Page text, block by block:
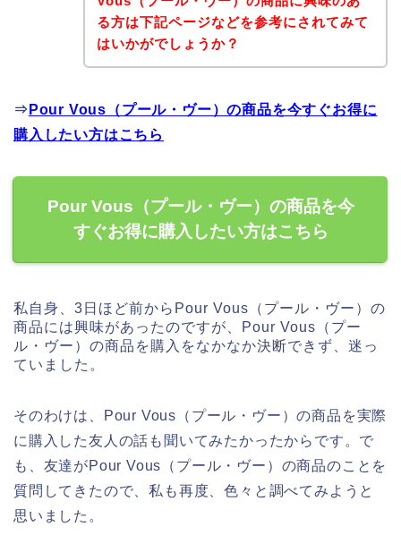
る方は下記ページなどを参考にされてみて
はいかがでしょうか？
⇒ Pour Vous（プール・ヴー）の商品を今すぐお得に
購入したい方はこちら
Pour Vous（プール・ヴー）の商品を今
すぐお得に購入したい方はこちら
私自身、3日ほど前からPour Vous（プール・ヴー）の
商品には興味があったのですが、Pour Vous（プー
ル・ヴー）の商品を購入をなかなか決断できず、迷っ
ていました。
そのわけは、Pour Vous（プール・ヴー）の商品を実際
に購入した友人の話も聞いてみたかったからです。で
も、友達がPour Vous（プール・ヴー）の商品のことを
質問してきたので、私も再度、色々と調べてみようと
思いました。